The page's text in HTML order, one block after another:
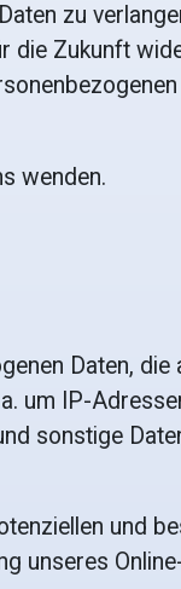
zu
die Zukunft
wenden.
Daten,
um IP-
sonstige
und
unseres